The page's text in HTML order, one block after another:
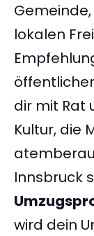
lokalen
dir mit Rat
Kultur, die
Innsbruck
wird dein